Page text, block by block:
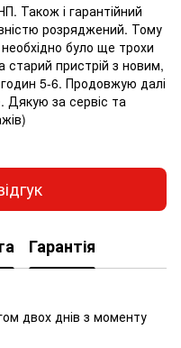
Також і гарантійний
розряджений. Тому
було ще трохи
старий пристрій з новим,
5-6. Продовжую далі
Дякую за сервіс та
Гарантія
двох днів з моменту